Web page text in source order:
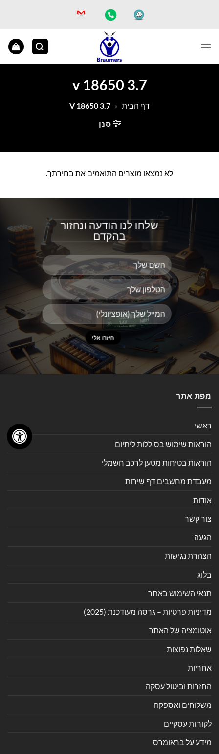
3.7 v 18650
דף הבית »
3.7 V 18650
סנן
לא נמצאו מוצרים התואמים את בחירתך.
שלחו לנו הודעה ונחזור
בהקדם
מפת אתר
ראשי
הוראות שימוש בסוללות ליתיום
הוראות בטיחות מטען לרכב חשמלי
מעבדת מחשבים דף שירות
אודות
צור קשר
הגעה
הצהרת נגישות
בלוג
תנאי השימוש באתר
מדיניות פרטיות – גרסה מעודכנת (2025)
אוטומציה של האתר
שאלות נפוצות
אחריות
החזרות וביטול עסקה
משלוחים ואספקה
לקוחות עסקיים
מידע על בראומרס